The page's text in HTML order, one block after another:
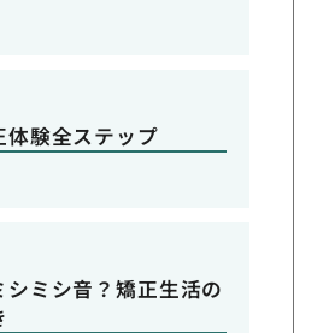
体験全ステップ
ミシ音？矯正生活の